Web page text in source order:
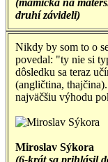
druhí závideli)
Nikdy by som to o
povedal: "ty nie si
dôsledku sa teraz
(angličtina,
najväčšiu výhodu
Miroslav Sýkora
(6-krát sa prihlásil